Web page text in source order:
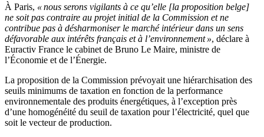
À Paris, « nous serons vigilants à ce qu’elle [la proposition belge]
ne soit pas contraire au projet initial de la Commission et ne
contribue pas à désharmoniser le marché intérieur dans un sens
défavorable aux intérêts français et à l’environnement », déclare à
Euractiv France le cabinet de Bruno Le Maire, ministre de
l’Économie et de l’Énergie.
La proposition de la Commission prévoyait une hiérarchisation des
seuils minimums de taxation en fonction de la performance
environnementale des produits énergétiques, à l’exception près
d’une homogénéité du seuil de taxation pour l’électricité, quel que
soit le vecteur de production.